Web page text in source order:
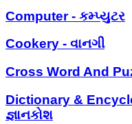
Computer - કમ્પ્યુટર
Cookery - વાનગી
Cross Word And
Dictionary &
જ્ઞાનકોશ